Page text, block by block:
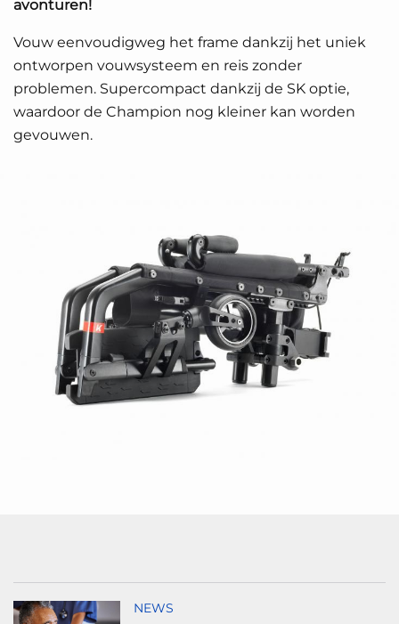
avonturen!
Vouw eenvoudigweg het frame dankzij het uniek
ontworpen vouwsysteem en reis zonder
problemen. Supercompact dankzij de SK optie,
waardoor de Champion nog kleiner kan worden
gevouwen.
NEWS